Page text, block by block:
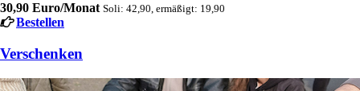
30,90 Euro/Monat Soli: 42,90, ermäßigt: 19,90
Bestellen
Verschenken